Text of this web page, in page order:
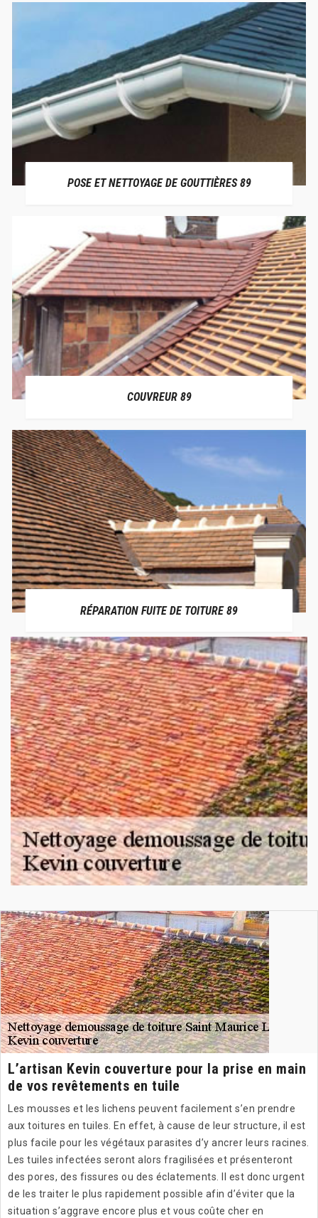
POSE ET NETTOYAGE DE GOUTTIÈRES 89
COUVREUR 89
RÉPARATION FUITE DE TOITURE 89
L’artisan Kevin couverture pour la prise en main
de vos revêtements en tuile
Les mousses et les lichens peuvent facilement s’en prendre
aux toitures en tuiles. En effet, à cause de leur structure, il est
plus facile pour les végétaux parasites d’y ancrer leurs racines.
Les tuiles infectées seront alors fragilisées et présenteront
des pores, des fissures ou des éclatements. Il est donc urgent
de les traiter le plus rapidement possible afin d’éviter que la
situation s’aggrave encore plus et vous coûte cher en